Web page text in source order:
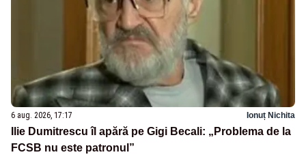
6 aug. 2026, 17:17 Ionuț Nichita
Ilie Dumitrescu îl apără pe Gigi Becali: „Problema de la
FCSB nu este patronul”